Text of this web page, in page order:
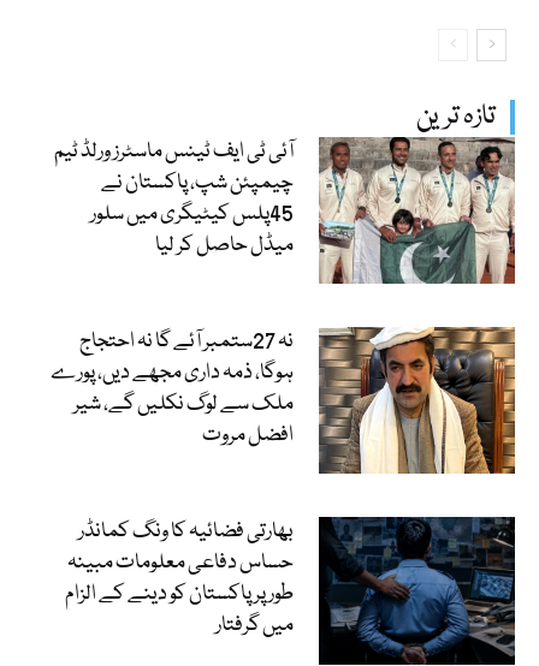
تازہ ترین
آئی ٹی ایف ٹینس ماسٹرز ورلڈ ٹیم
چیمپئن شپ، پاکستان نے
45پلس کیٹیگری میں سلور
میڈل حاصل کر لیا
نہ 27ستمبر آئے گا نہ احتجاج
ہوگا، ذمہ داری مجھے دیں، پورے
ملک سے لوگ نکلیں گے، شیر
افضل مروت
بھارتی فضائیہ کا ونگ کمانڈر
حساس دفاعی معلومات مبینہ
طور پر پاکستان کو دینے کے الزام
میں گرفتار